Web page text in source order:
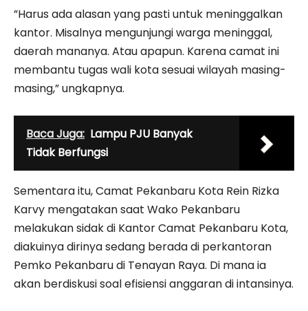
”Harus ada alasan yang pasti untuk meninggalkan
kantor. Misalnya mengunjungi warga meninggal,
daerah mananya. Atau apapun. Karena camat ini
membantu tugas wali kota sesuai wilayah masing-
masing,” ungkapnya.
Baca Juga: Lampu PJU Banyak
Tidak Berfungsi
Sementara itu, Camat Pekanbaru Kota Rein Rizka
Karvy mengatakan saat Wako Pekanbaru
melakukan sidak di Kantor Camat Pekanbaru Kota,
diakuinya dirinya sedang berada di perkantoran
Pemko Pekanbaru di Tenayan Raya. Di mana ia
akan berdiskusi soal efisiensi anggaran di intansinya.